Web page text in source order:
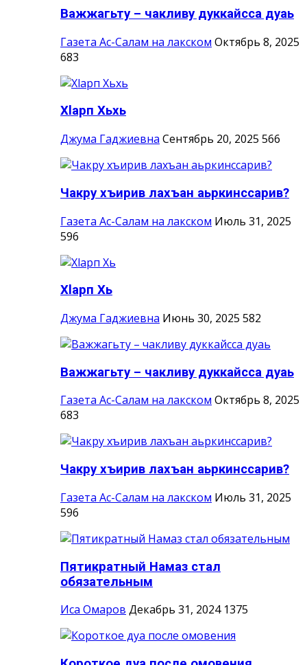
Важжагьту – чакливу дуккайсса дуаь
Газета Ас-Салам на лакском Октябрь 8, 2025
683
Хlарп Хьхь
Джума Гаджиевна Сентябрь 20, 2025 566
Чакру хъирив лахъан аьркинссарив?
Газета Ас-Салам на лакском Июль 31, 2025
596
Хlарп Хь
Джума Гаджиевна Июнь 30, 2025 582
Важжагьту – чакливу дуккайсса дуаь
Газета Ас-Салам на лакском Октябрь 8, 2025
683
Чакру хъирив лахъан аьркинссарив?
Газета Ас-Салам на лакском Июль 31, 2025
596
Пятикратный Намаз стал
обязательным
Иса Омаров Декабрь 31, 2024 1375